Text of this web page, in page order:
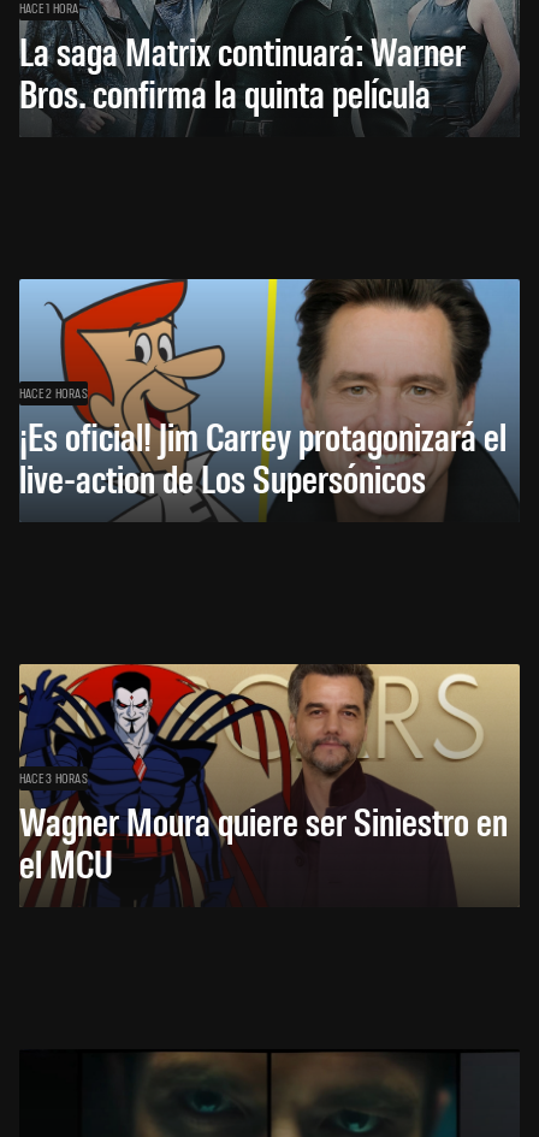
HACE 1 HORA
La saga Matrix continuará: Warner
Bros. confirma la quinta película
HACE 2 HORAS
¡Es oficial! Jim Carrey protagonizará el
live-action de Los Supersónicos
HACE 3 HORAS
Wagner Moura quiere ser Siniestro en
el MCU